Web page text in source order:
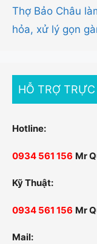
Thợ Bảo Châu
hỏa, xử lý gọn
HỖ TRỢ
Hotline:
0934 561 156 Mr
Kỹ Thuật:
0934 561 156 Mr
Mail: